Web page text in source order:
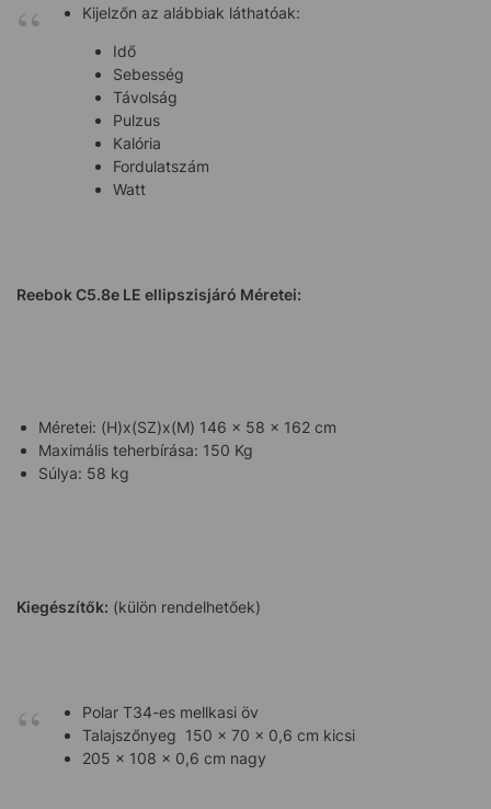
Kijelzőn az alábbiak láthatóak:
Idő
Sebesség
Távolság
Pulzus
Kalória
Fordulatszám
Watt
Reebok C5.8e LE ellipszisjáró Méretei:
Méretei: (H)x(SZ)x(M) 146 x 58 x 162 cm
Maximális teherbírása: 150 Kg
Súlya: 58 kg
Kiegészítők: (külön rendelhetőek)
Polar T34-es mellkasi öv
Talajszőnyeg 150 x 70 x 0,6 cm kicsi
205 x 108 x 0,6 cm nagy